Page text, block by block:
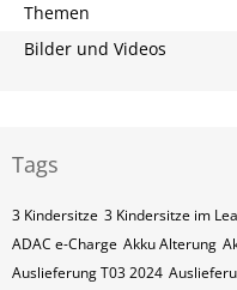
Themen
Bilder und Videos
Tags
3 Kindersitze 3 Kindersitze im
ADAC e-Charge Akku Alterung
Auslieferung T03 2024